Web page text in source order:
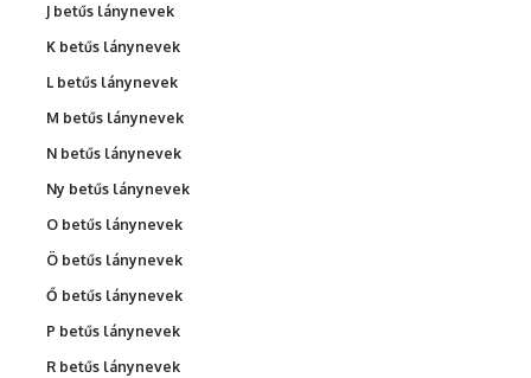
J betűs lánynevek
K betűs lánynevek
L betűs lánynevek
M betűs lánynevek
N betűs lánynevek
Ny betűs lánynevek
O betűs lánynevek
Ö betűs lánynevek
Ő betűs lánynevek
P betűs lánynevek
R betűs lánynevek